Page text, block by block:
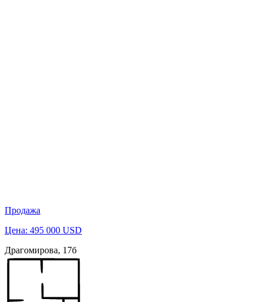
Продажа
Цена: 495 000 USD
Драгомирова, 17б